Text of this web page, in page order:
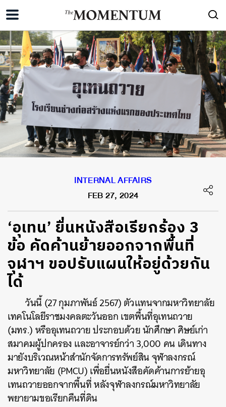
INTERNAL AFFAIRS
FEB 27, 2024
‘อุเทน’ ยื่นหนังสือเรียกร้อง 3
ข้อ คัดค้านย้ายออกจากพื้นที่
จุฬาฯ ขอปรับแผนให้อยู่ด้วยกัน
ได้
วันนี้ (27 กุมภาพันธ์ 2567) ตัวแทนจากมหาวิทยาลัย
เทคโนโลยีราชมงคลตะวันออก เขตพื้นที่อุเทนถวาย
(มทร.) หรืออุเทนถวาย ประกอบด้วย นักศึกษา ศิษย์เก่า
สมาคมผู้ปกครอง และอาจารย์กว่า 3,000 คน เดินทาง
มายังบริเวณหน้าสำนักจัดการทรัพย์สิน จุฬาลงกรณ์
มหาวิทยาลัย (PMCU) เพื่อยื่นหนังสือคัดค้านการย้ายอุ
เทนถวายออกจากพื้นที่ หลังจุฬาลงกรณ์มหาวิทยาลัย
พยายามขอเรียกคืนที่ดิน